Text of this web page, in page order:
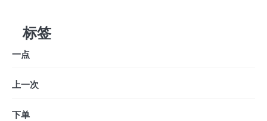
标签
一点
上一次
下单